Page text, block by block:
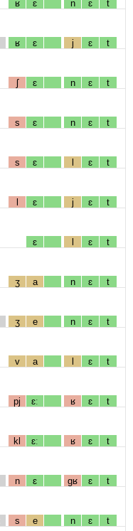
ʁ ɛ n ɛ t
ʁ ɛ j ɛ t
ʃ ɛ n ɛ t
s ɛ n ɛ t
s ɛ l ɛ t
l ɛ j ɛ t
ɛ l ɛ t
ʒ a n ɛ t
ʒ e n ɛ t
v a l ɛ t
pj ɛː ʁ ɛ t
kl ɛː ʁ ɛ t
n ɛ gʁ ɛ t
s e n ɛ t